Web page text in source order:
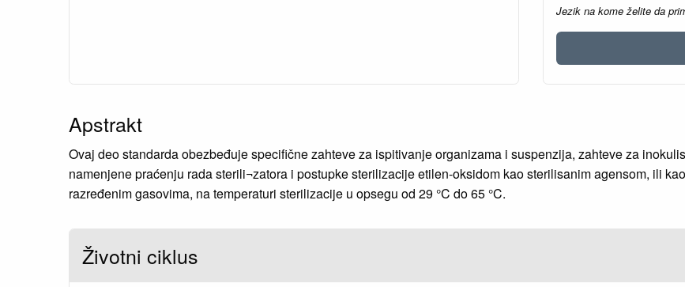
Jezik na kome želite da
Apstrakt
Ovaj deo standarda obezbeđuje specifične zahteve za ispitivanje organizama i suspenzija, zahteve za
namenjene praćenju rada sterili¬zatora i postupke sterilizacije etilen-oksidom kao sterilisanim agensom, ili
razređenim gasovima, na temperaturi sterilizacije u opsegu od 29 °C do 65 °C.
Životni ciklus